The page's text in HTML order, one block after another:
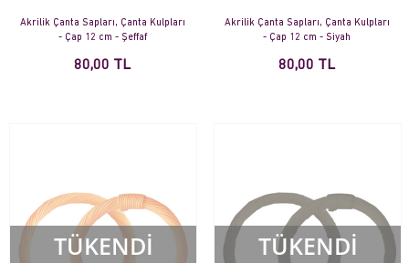
Akrilik Çanta Sapları, Çanta Kulpları
- Çap 12 cm - Şeffaf
80,00 TL
Akrilik Çanta Sapları, Çanta Kulpları
- Çap 12 cm - Siyah
80,00 TL
TÜKENDİ TÜKENDİ